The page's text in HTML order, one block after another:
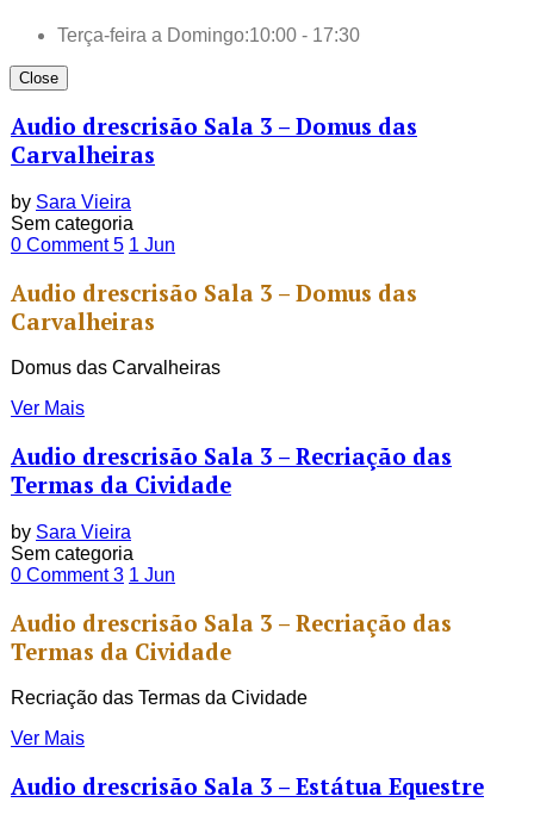
Terça-feira a Domingo:10:00 - 17:30
Close
Audio drescrisão Sala 3 – Domus das
Carvalheiras
by Sara Vieira
Sem categoria
0 Comment5 1 Jun
Audio drescrisão Sala 3 – Domus das
Carvalheiras
Domus das Carvalheiras
Ver Mais
Audio drescrisão Sala 3 – Recriação das
Termas da Cividade
by Sara Vieira
Sem categoria
0 Comment3 1 Jun
Audio drescrisão Sala 3 – Recriação das
Termas da Cividade
Recriação das Termas da Cividade
Ver Mais
Audio drescrisão Sala 3 – Estátua Equestre